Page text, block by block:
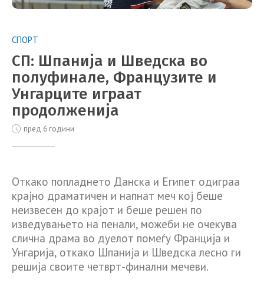
СПОРТ
СП: Шпанија и Шведска во
полуфинале, Французите и
Унгарците играат
продолженија
пред 6 години
Откако попладнето Данска и Египет одиграа
крајно драматичен и напнат меч кој беше
неизвесен до крајот и беше решен по
изведувањето на пенали, можеби не очекува
слична драма во дуелот помеѓу Франција и
Унгарија, откако Шпанија и Шведска лесно ги
решија своите четврт-финални мечеви.